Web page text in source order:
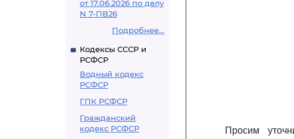
от 17.06.2026 по делу
N 7-ПВ26
Подробнее...
Кодексы СССР и
РСФСР
Водный кодекс
РСФСР
ГПК РСФСР
Гражданский
кодекс РСФСР
Просим